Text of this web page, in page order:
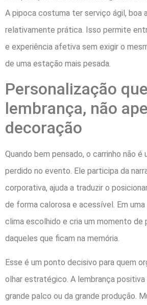
A pipoca costuma ter serviço ágil, boa
relativamente prática. Isso permite
e experiência afetiva sem exigir o
de uma estação mais pesada.
Personalização
lembrança, não
decoração
Quando bem pensado, o carrinho não
perdido no evento. Ele participa da
corporativa, ajuda a traduzir o
de forma calorosa e acessível. Em
clima escolhido e cria um momento de
daqueles que ficam na memória.
Esse é um ponto decisivo para quem
olhar estratégico. A lembrança
grande palco ou da grande produção.